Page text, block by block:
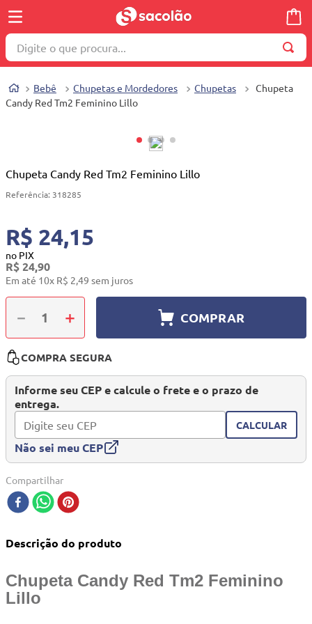
Digite o que procura...
Bebê Chupetas e Mordedores Chupetas
Chupeta
Candy Red Tm2 Feminino Lillo
Chupeta Candy Red Tm2 Feminino Lillo
Referência: 318285
R$ 24,15
no PIX
R$24,90
Em até 10x R$ 2,49 sem juros
＋
－ COMPRAR
COMPRA SEGURA
Informe seu CEP e calcule o frete e o prazo de
entrega.
CALCULAR
Não sei meu CEP
Compartilhar
Descrição do produto
Chupeta Candy Red Tm2 Feminino
Lillo
1º
wella
º
4 º
cosmetico
10
mesa dobrável notebook